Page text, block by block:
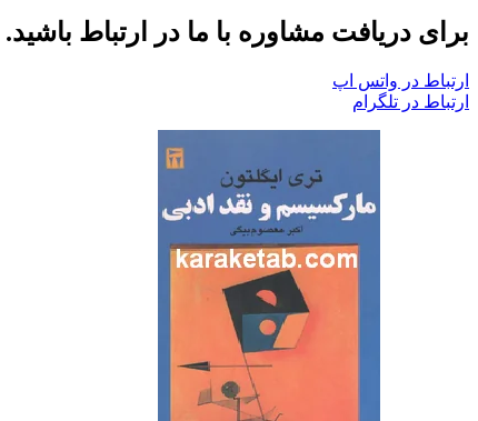
برای دریافت مشاوره با ما در ارتباط باشید.
ارتباط در واتس اپ
ارتباط در تلگرام